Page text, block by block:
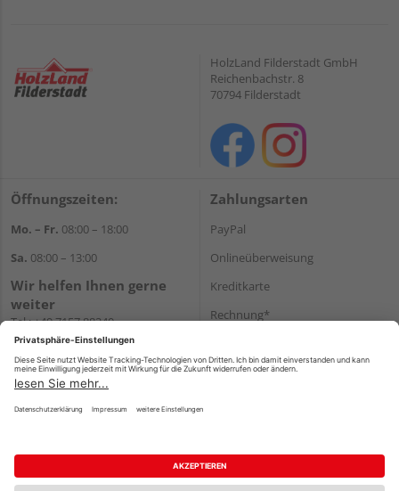
HolzLand Filderstadt GmbH
Reichenbachstr. 8
70794 Filderstadt
Öffnungszeiten:
Mo. – Fr. 08:00 – 18:00
Sa. 08:00 – 13:00
Wir helfen Ihnen gerne
weiter
Tel.:+49 7157 88240
E-Mail:shop@holzland-
filderstadt.de
Zahlungsarten
PayPal
Onlineüberweisung
Kreditkarte
Rechnung*
Versand
Impressum AGB Widerruf
Datenschutz
Reservierungsbedingungen
Vertrag widerrufen